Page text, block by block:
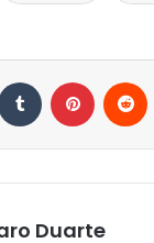
Tumblr Pinterest
Duarte